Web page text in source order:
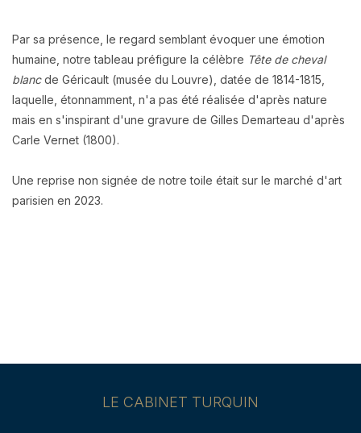
Par sa présence, le regard semblant évoquer une émotion
humaine, notre tableau préfigure la célèbre Tête de cheval
blancde Géricault (musée du Louvre), datée de 1814-1815,
laquelle, étonnamment , n'a pas été réalisée d'après nature
mais en s'inspirant d'une gravure de Gilles Demarteau d'après
Carle Vernet (1800).
Une reprise non signée de notre toile était sur le marché d'art
parisien en 2023.
LE CABINET TURQUIN